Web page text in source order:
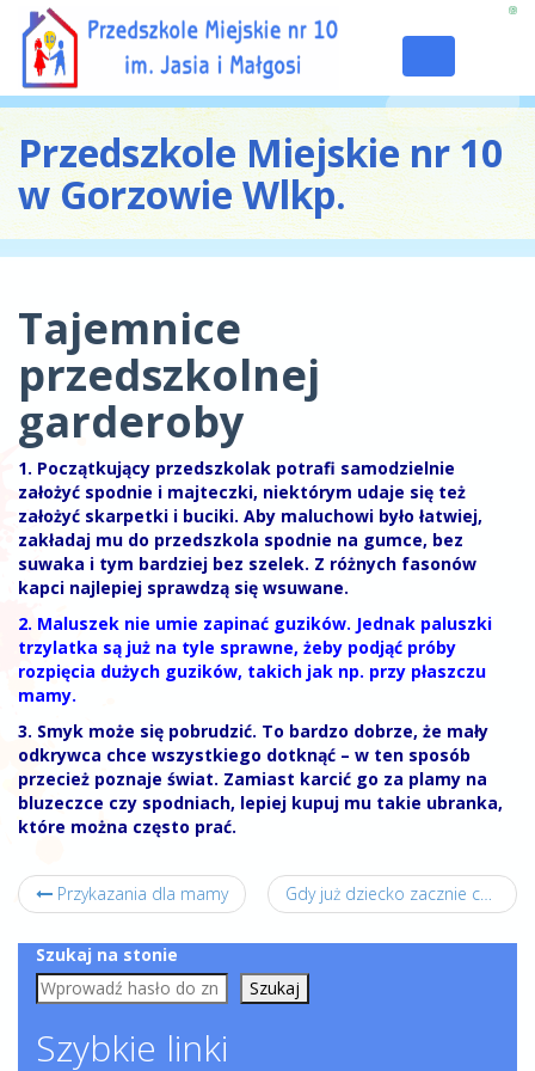
navigation
Przedszkole Miejskie nr 10
w Gorzowie Wlkp.
Tajemnice
przedszkolnej
garderoby
1. Początkujący przedszkolak potrafi samodzielnie
założyć spodnie i majteczki, niektórym udaje się też
założyć skarpetki i buciki. Aby maluchowi było łatwiej,
zakładaj mu do przedszkola spodnie na gumce, bez
suwaka i tym bardziej bez szelek. Z różnych fasonów
kapci najlepiej sprawdzą się wsuwane.
2. Maluszek nie umie zapinać guzików. Jednak paluszki
trzylatka są już na tyle sprawne, żeby podjąć próby
rozpięcia dużych guzików, takich jak np. przy płaszczu
mamy.
3. Smyk może się pobrudzić. To bardzo dobrze, że mały
odkrywca chce wszystkiego dotknąć – w ten sposób
przecież poznaje świat. Zamiast karcić go za plamy na
bluzeczce czy spodniach, lepiej kupuj mu takie ubranka,
które można często prać.
Przykazania dla mamy Gdy już dziecko zacznie chodzić do przedszkola
Szukaj na stonie
Szukaj
Szybkie linki